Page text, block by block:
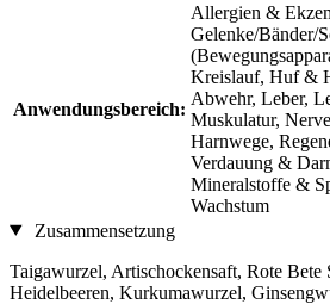
Anwendungsbereich:
Allergien &
Gelenke/Bänder/
Kreislauf, Huf &
Abwehr, Leber,
Muskulatur,
Harnwege,
Verdauung &
Mineralstoffe &
Wachstum
Zusammensetzung
Taigawurzel, Artischockensaft, Rote Bete
Heidelbeeren, Kurkumawurzel,